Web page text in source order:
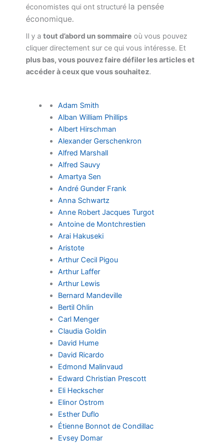
économistes qui ont structuré la pensée
économique.
Il y a tout d’abord un sommaire où vous pouvez
cliquer directement sur ce qui vous intéresse. Et
plus bas, vous pouvez faire défiler les articles et
accéder à ceux que vous souhaitez.
Adam Smith
Alban William Phillips
Albert Hirschman
Alexander Gerschenkron
Alfred Marshall
Alfred Sauvy
Amartya Sen
André Gunder Frank
Anna Schwartz
Anne Robert Jacques Turgot
Antoine de Montchrestien
Arai Hakuseki
Aristote
Arthur Cecil Pigou
Arthur Laffer
Arthur Lewis
Bernard Mandeville
Bertil Ohlin
Carl Menger
Claudia Goldin
David Hume
David Ricardo
Edmond Malinvaud
Edward Christian Prescott
Eli Heckscher
Elinor Ostrom
Esther Duflo
Étienne Bonnot de Condillac
Evsey Domar